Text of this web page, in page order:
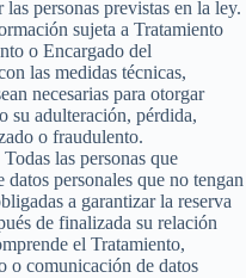
personas previstas en la ley.
sujeta a Tratamiento
o Encargado del
las medidas técnicas,
necesarias para otorgar
su adulteración, pérdida,
o fraudulento.
Todas las personas que
personales que no tengan
a garantizar la reserva
de finalizada su relación
el Tratamiento,
o comunicación de datos